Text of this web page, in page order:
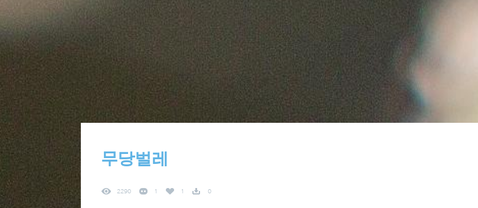
무당벌레
2290 1 1 0